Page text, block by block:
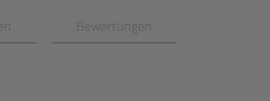
Bewertungen